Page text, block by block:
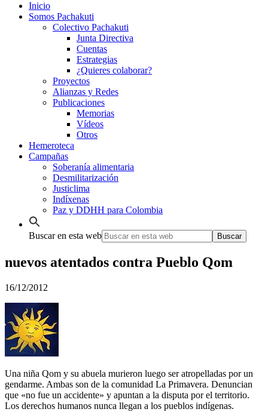
Inicio
Somos Pachakuti
Colectivo Pachakuti
Junta Directiva
Cuentas
Estrategias
¿Quieres colaborar?
Proyectos
Alianzas y Redes
Publicaciones
Memorias
Vídeos
Otros
Hemeroteca
Campañas
Soberanía alimentaria
Desmilitarización
Justiclima
Indíxenas
Paz y DDHH para Colombia
Buscar en esta web
nuevos atentados contra Pueblo Qom
16/12/2012
Una niña Qom y su abuela murieron luego ser atropelladas por un
gendarme. Ambas son de la comunidad La Primavera. Denuncian
que «no fue un accidente» y apuntan a la disputa por el territorio.
Los derechos humanos nunca llegan a los pueblos indígenas.